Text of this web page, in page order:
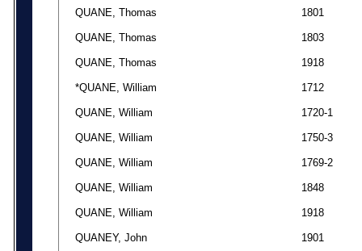
QUANE, Thomas 1801
QUANE, Thomas 1803
QUANE, Thomas 1918
*QUANE, William 1712
QUANE, William 1720-1
QUANE, William 1750-3
QUANE, William 1769-2
QUANE, William 1848
QUANE, William 1918
QUANEY, John 1901